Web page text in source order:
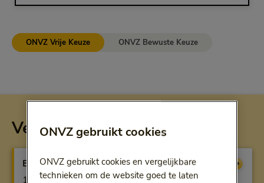
ONVZ Vrije Keuze ONVZ Bewuste Keuze
Vergoeding per verzekering
Basisverzekering Vergoeding
100%
ONVZ gebruikt cookies
ONVZ gebruikt cookies en vergelijkbare
technieken om de website goed te laten